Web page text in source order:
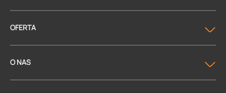
OFERTA
O NAS